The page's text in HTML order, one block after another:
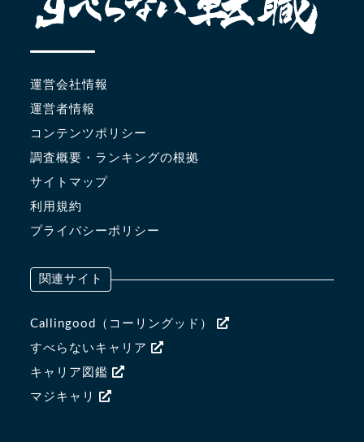
運営会社情報
運営者情報
コンテンツポリシー
調査概要・ランキングの根拠
サイトマップ
利用規約
プライバシーポリシー
関連サイト
Callingood（コーリングッド）
すべらないキャリア
キャリア図鑑
マジキャリ